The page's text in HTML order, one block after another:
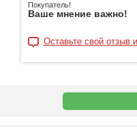
Покупатель!
Ваше мнение важно!
Оставьте свой отзыв